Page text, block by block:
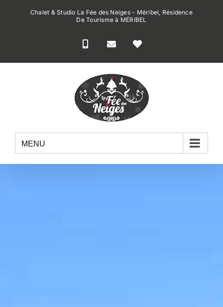
Chalet & Studio La Fée des Neiges - Méribel, Résidence
De Tourisme à MÉRIBEL
MENU